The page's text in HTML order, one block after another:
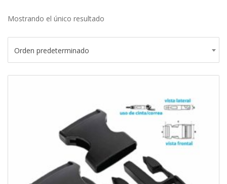
Mostrando el único resultado
Orden predeterminado